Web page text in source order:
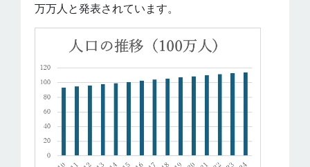
万万人と発表されています。